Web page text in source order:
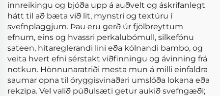
innreikingu og bjóða upp á auðvelt og áskrifanlegt
hátt til að bæta við lit, mynstri og textúru í
svefnplaggjum. Þau eru gerð úr fjölbreyttum
efnum, eins og hvassri perkalubómull, silkefönu
sateen, hitareglerandi lini eða kólnandi bambo, og
veita hvert efni sérstakt viðfinningu og ávinning frá
notkun. Hönnunaratriði mesta mun á milli einfaldra
saumar opna til öryggisvinaðari umslóða lokana eða
rekzipa. Vel valið púðulsæti getur aukið svefngæði;